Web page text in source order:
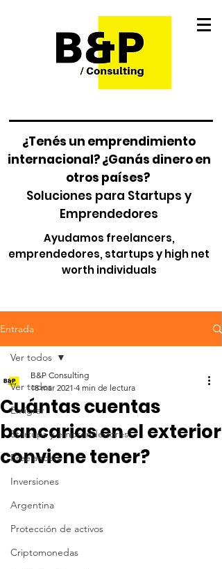
¿Tenés un emprendimiento
internacional? ¿Ganás dinero en
otros países?
Soluciones para Startups y
Emprendedores
Ayudamos freelancers,
emprendedores, startups y high net
worth individuals
Entrada
Ver todos
Emigrar
Startups y emprendedores
Freelancers
Inversiones
Argentina
Protección de activos
Criptomonedas
Ver todos
Cuántas cuentas
bancarias en el exterior
conviene tener?
B&P Consulting
18 mar 2021 4 min de lectura